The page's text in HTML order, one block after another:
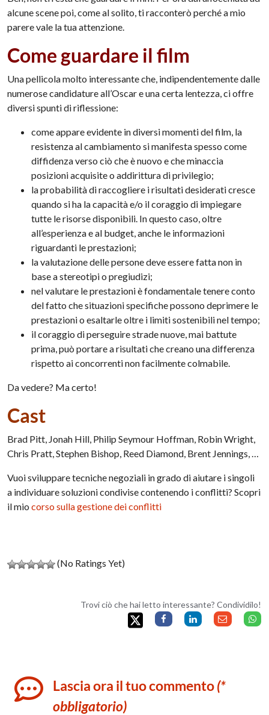
alcune scene poi, come al solito, ti racconterò perché a mio
parere vale la tua attenzione.
Come guardare il film
Una pellicola molto interessante che, indipendentemente dalle
numerose candidature all’Oscar e una certa lentezza, ci offre
diversi spunti di riflessione:
come appare evidente in diversi momenti del film, la
resistenza al cambiamento si manifesta spesso come
diffidenza verso ciò che è nuovo e che minaccia
posizioni acquisite o addirittura di privilegio;
la probabilità di raccogliere i risultati desiderati cresce
quando si ha la capacità e/o il coraggio di impiegare
tutte le risorse disponibili. In questo caso, oltre
all’esperienza e al budget, anche le informazioni
riguardanti le prestazioni;
la valutazione delle persone deve essere fatta non in
base a stereotipi o pregiudizi;
nel valutare le prestazioni è fondamentale tenere conto
del fatto che situazioni specifiche possono deprimere le
prestazioni o esaltarle oltre i limiti sostenibili nel tempo;
il coraggio di perseguire strade nuove, mai battute
prima, può portare a risultati che creano una differenza
rispetto ai concorrenti non facilmente colmabile.
Da vedere? Ma certo!
Cast
Brad Pitt, Jonah Hill, Philip Seymour Hoffman, Robin Wright,
Chris Pratt, Stephen Bishop, Reed Diamond, Brent Jennings, …
Vuoi sviluppare tecniche negoziali in grado di aiutare i singoli
a individuare soluzioni condivise contenendo i conflitti? Scopri
il miocorso sulla gestione dei conflitti
(No Ratings Yet)
Trovi ciò che hai letto interessante? Condividilo!
Lascia ora il tuo commento(*
obbligatorio)